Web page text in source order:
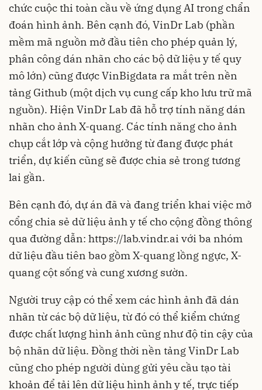
chức cuộc thi toàn cầu về ứng dụng AI trong chẩn
đoán hình ảnh. Bên cạnh đó, VinDr Lab (phần
mềm mã nguồn mở đầu tiên cho phép quản lý,
phân công dán nhãn cho các bộ dữ liệu y tế quy
mô lớn) cũng được VinBigdata ra mắt trên nền
tảng Github (một dịch vụ cung cấpkho lưu trữ mã
nguồn). Hiện VinDr Lab đã hỗ trợ tính năng dán
nhãn cho ảnh X-quang. Các tính năng cho ảnh
chụp cắt lớp và cộng hưởng từ đang được phát
triển, dự kiến cũng sẽ được chia sẻ trong tương
lai gần.
Bên cạnh đó, dự án đã và đang triển khai việc mở
cổng chia sẻ dữ liệu ảnh y tế cho cộng đồng thông
qua đường dẫn: https://lab.vindr.ai với ba nhóm
dữ liệu đầu tiên bao gồm X-quang lồng ngực, X-
quang cột sống và cung xương sườn.
Người truy cập có thể xem các hình ảnh đã dán
nhãn từ các bộ dữ liệu, từ đó có thể kiểm chứng
được chất lượng hình ảnh cũng như độ tin cậy của
bộ nhãn dữ liệu. Đồng thời nền tảng VinDr Lab
cũng cho phép người dùng gửi yêu cầu tạo tài
khoản để tải lên dữ liệu hình ảnh y tế, trực tiếp